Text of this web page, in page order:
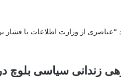
“عناصری از وزارت اطلاعات با فشار
زندانی سیاسی بلوچ